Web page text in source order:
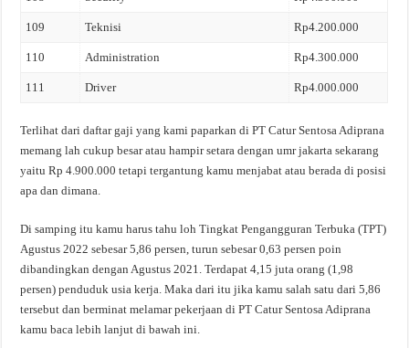
109 Teknisi Rp4.200.000
110 Administration Rp4.300.000
111 Driver Rp4.000.000
Terlihat dari daftar gaji yang kami paparkan di PT Catur Sentosa Adiprana
memang lah cukup besar atau hampir setara dengan umr jakarta sekarang
yaitu Rp 4.900.000 tetapi tergantung kamu menjabat atau berada di posisi
apa dan dimana.
Di samping itu kamu harus tahu loh Tingkat Pengangguran Terbuka (TPT)
Agustus 2022 sebesar 5,86 persen, turun sebesar 0,63 persen poin
dibandingkan dengan Agustus 2021. Terdapat 4,15 juta orang (1,98
persen) penduduk usia kerja. Maka dari itu jika kamu salah satu dari 5,86
tersebut dan berminat melamar pekerjaan di PT Catur Sentosa Adiprana
kamu baca lebih lanjut di bawah ini.